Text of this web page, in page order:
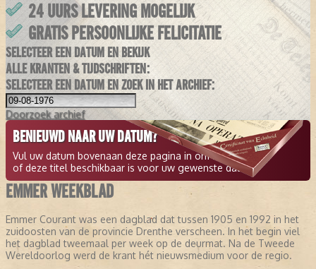
24 UURS LEVERING MOGELIJK
GRATIS PERSOONLIJKE FELICITATIE
SELECTEER EEN DATUM EN BEKIJK
ALLE KRANTEN & TIJDSCHRIFTEN:
SELECTEER EEN DATUM EN ZOEK IN HET ARCHIEF:
Doorzoek archief
BENIEUWD NAAR UW DATUM?
Vul uw datum bovenaan deze pagina in om te zien
of deze titel beschikbaar is voor uw gewenste datum.
EMMER WEEKBLAD
Emmer Courant was een dagblad dat tussen 1905 en 1992 in het
zuidoosten van de provincie Drenthe verscheen. In het begin viel
het dagblad tweemaal per week op de deurmat. Na de Tweede
Wereldoorlog werd de krant hét nieuwsmedium voor de regio.